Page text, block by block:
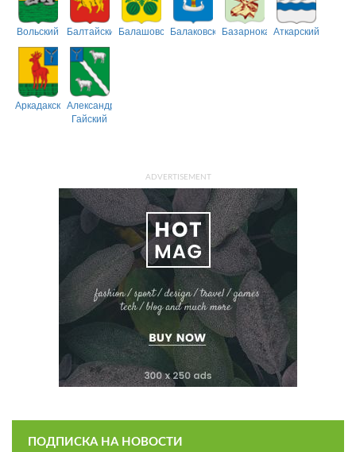
Вольский БалтайскийБалашовскийБалаковскийБазарнокарабулакский
Аткарский
АркадакскийАлександрово-
Гайский
ADVERTISEMENT
ПОДПИСКА НА НОВОСТИ